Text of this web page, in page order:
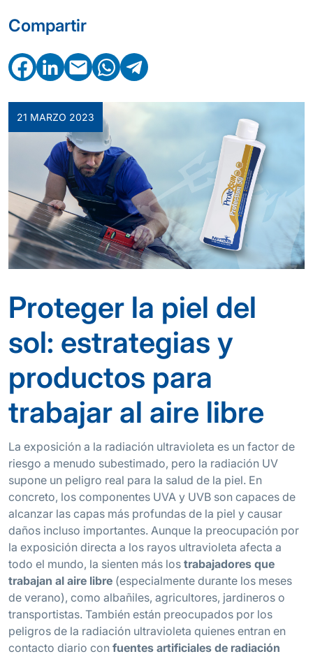
Compartir
Facebook
LinkedIn
EmailWhatsApp
Telegram
21 MARZO 2023
Proteger la piel del
sol: estrategias y
productos para
trabajar al aire libre
La exposición a la radiación ultravioleta es un factor de
riesgo a menudo subestimado, pero la radiación UV
supone un peligro real para la salud de la piel. En
concreto, los componentes UVA y UVB son capaces de
alcanzar las capas más profundas de la piel y causar
daños incluso importantes. Aunque la preocupación por
la exposición directa a los rayos ultravioleta afecta a
todo el mundo, la sienten más los trabajadores que
trabajan al aire libre (especialmente durante los meses
de verano), como albañiles, agricultores, jardineros o
transportistas. También están preocupados por los
peligros de la radiación ultravioleta quienes entran en
contacto diario con fuentes artificiales de radiación